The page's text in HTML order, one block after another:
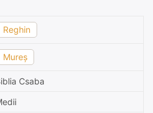
Reghin
Mureș
Csaba